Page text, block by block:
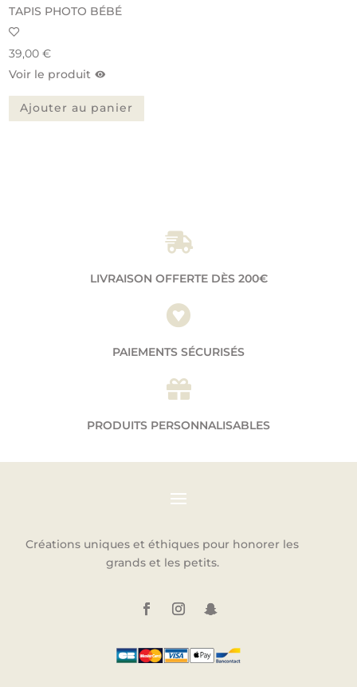
TAPIS PHOTO BÉBÉ
39,00€
Voir le produit
Ajouter au panier

LIVRAISON OFFERTE DÈS 200€

PAIEMENTS SÉCURISÉS

PRODUITS PERSONNALISABLES
Créations uniques et éthiques pour honorer les
grands et les petits.